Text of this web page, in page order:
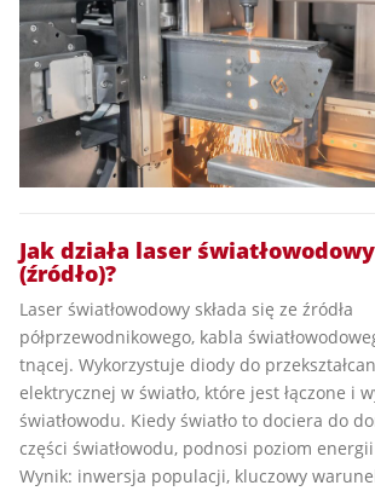
Jak działa laser
(źródło)?
Laser światłowodowy składa się ze źródła
półprzewodnikowego, kabla
tnącej. Wykorzystuje diody do
elektrycznej w światło, które jest łączone i
światłowodu. Kiedy światło to dociera do
części światłowodu, podnosi poziom
Wynik: inwersja populacji, kluczowy